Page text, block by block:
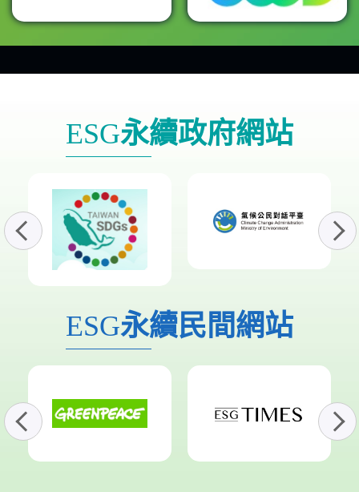
ESG永續政府網站
ESG永續民間網站